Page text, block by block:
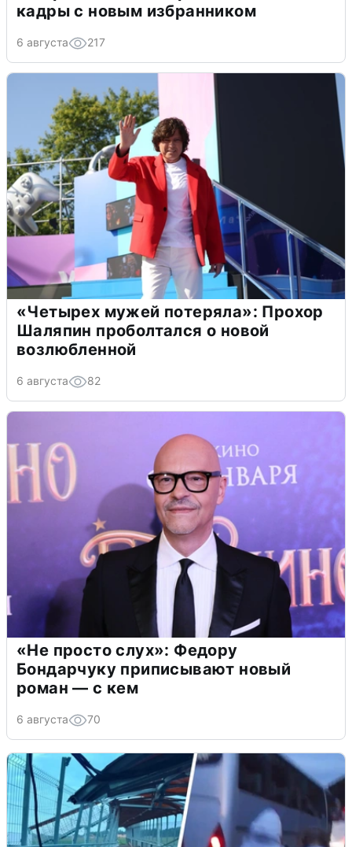
кадры с новым избранником
6 августа 217
«Четырех мужей потеряла»: Прохор
Шаляпин проболтался о новой
возлюбленной
6 августа 82
«Не просто слух»: Федору
Бондарчуку приписывают новый
роман — с кем
6 августа 70